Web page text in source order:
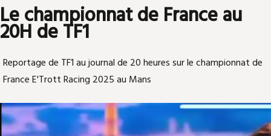
Le championnat de France au
20H de TF1
Reportage de TF1 au journal de 20 heures sur le championnat de
France E'Trott Racing 2025 au Mans